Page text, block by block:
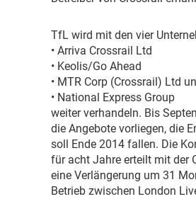
TfL wird mit den vier
• Arriva Crossrail Ltd
• Keolis/Go Ahead
• MTR Corp (Crossrail) Ltd
• National Express Group
weiter verhandeln. Bis
die Angebote vorliegen, die
soll Ende 2014 fallen. Die
für acht Jahre erteilt mit der
eine Verlängerung um 31
Betrieb zwischen London